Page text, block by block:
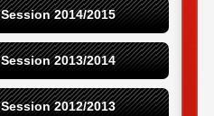
Session 2014/2015
Session 2013/2014
Session 2012/2013